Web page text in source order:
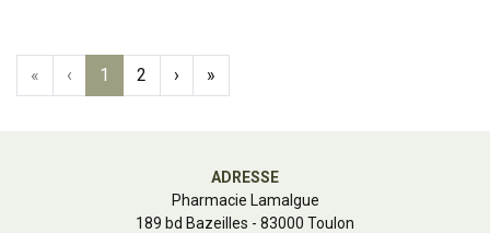
« ‹ 1 2 › »
ADRESSE
Pharmacie Lamalgue
189 bd Bazeilles - 83000 Toulon